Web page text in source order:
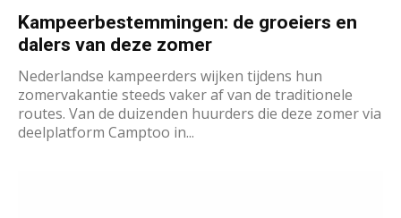
Kampeerbestemmingen: de groeiers en
dalers van deze zomer
Nederlandse kampeerders wijken tijdens hun
zomervakantie steeds vaker af van de traditionele
routes. Van de duizenden huurders die deze zomer via
deelplatform Camptoo in...